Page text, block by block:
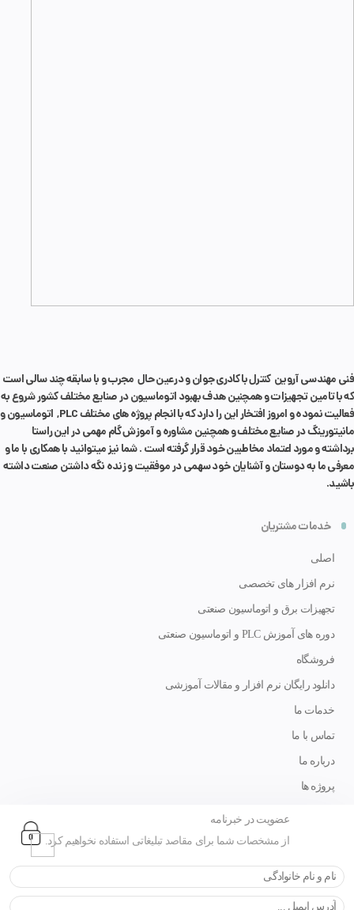
فنی مهندسی آروین کنترل با کادری جوان و در عین حال مجرب و با سابقه چند سالی است
که با تامین تجهیزات و همچنین هدف بهبود اتوماسیون در صنایع مختلف کشور شروع به
فعالیت نموده و امروز افتخار این را دارد که با انجام پروژه های مختلف PLC, اتوماسیون و
مانیتورینگ در صنایع مختلف و همچنین مشاوره و آموزش گام مهمی در این راستا
برداشته و مورد اعتماد مخاطبین خود قرار گرفته است . شما نیز میتوانید با همکاری با ما و
معرفی ما به دوستان و آشنایان خود سهمی در موفقیت و زنده نگه داشتن صنعت داشته
باشید.
خدمات مشتریان
اصلی
نرم افزار های تخصصی
تجهیزات برق و اتوماسیون صنعتی
دوره های آموزش PLC و اتوماسیون صنعتی
فروشگاه
دانلود رایگان نرم افزار و مقالات آموزشی
خدمات ما
تماس با ما
درباره ما
پروژه ها
عضویت در خبرنامه
از مشخصات شما برای مقاصد تبلیغاتی استفاده نخواهیم کرد.